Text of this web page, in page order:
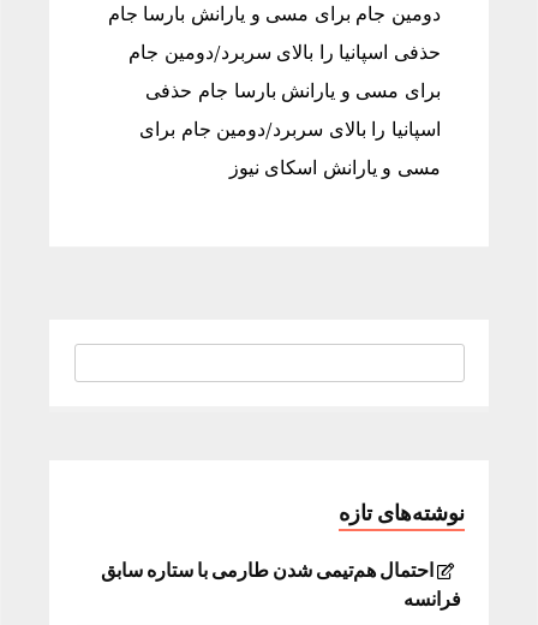
دومین جام برای مسی و یارانش بارسا جام
حذفی اسپانیا را بالای سربرد/دومین جام
برای مسی و یارانش بارسا جام حذفی
اسپانیا را بالای سربرد/دومین جام برای
مسی و یارانش اسکای نیوز
نوشته‌های تازه
احتمال هم‌تیمی شدن طارمی با ستاره سابق
فرانسه